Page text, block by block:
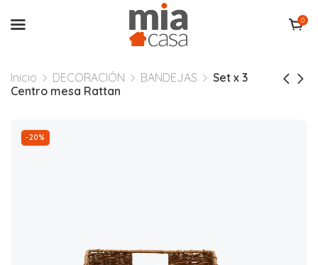
0
Inicio DECORACIÓN BANDEJAS
Set x 3
Centro mesa Rattan
-20%